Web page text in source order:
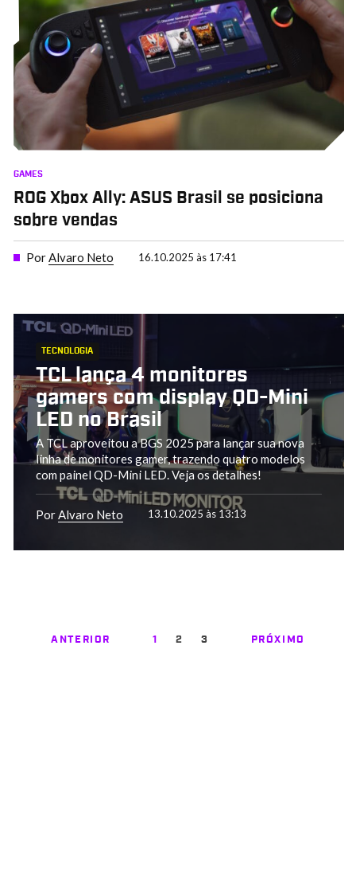
GAMES
ROG Xbox Ally: ASUS Brasil se posiciona
sobre vendas
PorAlvaro Neto 16.10.2025 às 17:41
TECNOLOGIA
TCL lança 4 monitores
gamers com display QD-Mini
LED no Brasil
A TCL aproveitou a BGS 2025 para lançar sua nova
linha de monitores gamer, trazendo quatro modelos
com painel QD-Mini LED. Veja os detalhes!
Por Alvaro Neto 13.10.2025 às 13:13
ANTERIOR 1 2 3 PRÓXIMO